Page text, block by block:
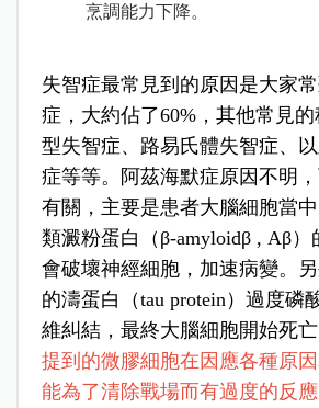
烹調能力下降。
失智症最常見到的原因是大家
症，大約佔了60%，其他常見
型失智症、路易氏體失智症、
症等等。阿茲海默症原因不明
有關，主要是患者大腦細胞當
類澱粉蛋白（β-amyloidβ , Aβ）
會破壞神經細胞，加速病變。
的濤蛋白（tau protein）過度磷
維糾結，最終大腦細胞開始死亡
提到的微膠細胞在因應各種原
能為了清除戰場而有過度的反